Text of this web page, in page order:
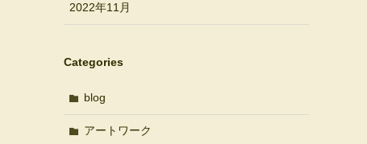
2022年11月
Categories
blog
アートワーク